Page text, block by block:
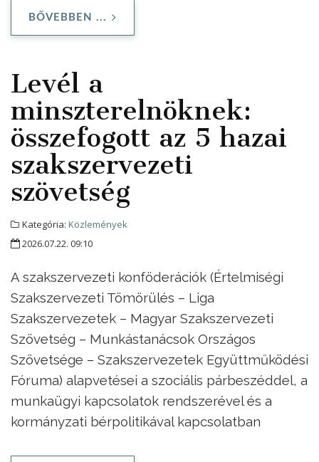
BŐVEBBEN ...
Levél a
minszterelnöknek:
összefogott az 5 hazai
szakszervezeti
szövetség
Kategória: Közlemények
2026.07.22. 09:10
A szakszervezeti konföderációk (Értelmiségi
Szakszervezeti Tömörülés – Liga
Szakszervezetek – Magyar Szakszervezeti
Szövetség – Munkástanácsok Országos
Szövetsége – Szakszervezetek Együttműködési
Fóruma) alapvetései a szociális párbeszéddel, a
munkaügyi kapcsolatok rendszerével és a
kormányzati bérpolitikával kapcsolatban